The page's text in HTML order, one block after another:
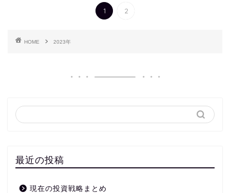
1 2
HOME 2023年
最近の投稿
現在の投資戦略まとめ